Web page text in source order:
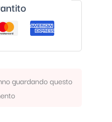
guardando questo